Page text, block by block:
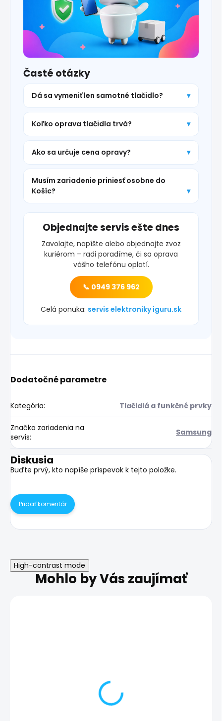
Časté otázky
Dá sa vymeniť len samotné tlačidlo?
Koľko oprava tlačidla trvá?
Ako sa určuje cena opravy?
Musím zariadenie priniesť osobne do
Košíc?
Objednajte servis ešte dnes
Zavolajte, napíšte alebo objednajte zvoz
kuriérom – radi poradíme, či sa oprava
vášho telefónu oplatí.
📞 0949 376 962
Celá ponuka: servis elektroniky iguru.sk
Dodatočné parametre
Kategória: Tlačidlá a funkčné prvky
Značka zariadenia na
servis: Samsung
Diskusia
Buďte prvý, kto napíše príspevok k tejto položke.
Pridať komentár
High-contrast mode
Mohlo by Vás zaujímať
Nefunkčné tlačidlá